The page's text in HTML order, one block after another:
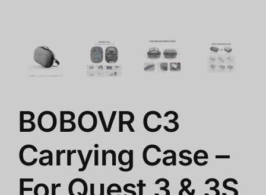
BOBOVR C3
Carrying Case –